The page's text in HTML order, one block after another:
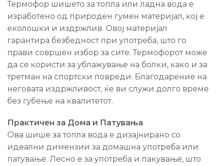
Термофор шишето за топла или ладна вода е
изработено од природен гумен материјал, кој е
еколошки и издржлив. Овој материјал
гарантира безбедност при употреба, што го
прави совршен избор за сите. Термофорот може
да се користи за ублажување на болки, како и за
третман на спортски повреди. Благодарение на
неговата издржливост, ќе ви служи долго време
без губење на квалитетот.
Практичен за Дома и Патувања
Ова шише за топла вода е дизајнирано со
идеални димензии за домашна употреба или
патување. Лесно е за употреба и пакување, што